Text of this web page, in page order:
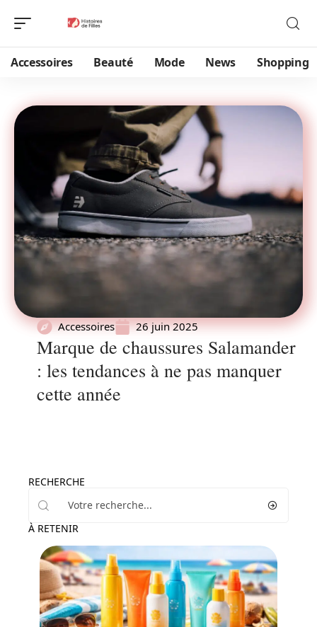
Accessoires Beauté Mode News Shopping
Accessoires 26 juin 2025
Marque de chaussures Salamander
: les tendances à ne pas manquer
cette année
RECHERCHE
À RETENIR
Beauté